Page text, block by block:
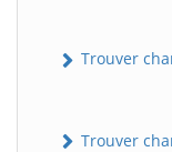
Trouver
Trouver